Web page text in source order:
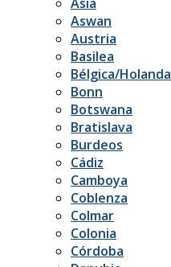
Aswan
Austria
Basilea
Bélgica/Holanda
Bonn
Botswana
Bratislava
Burdeos
Cádiz
Camboya
Coblenza
Colmar
Colonia
Córdoba